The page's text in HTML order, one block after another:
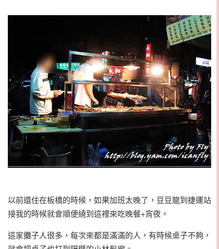
以前還住在板橋的時候，如果加班太晚了，豆豆龍到捷運站
接我的時候就會順便繞到這裡來吃晚餐+宵夜。
這家攤子人很多，每次來都是滿滿的人，有時候桌子不夠，